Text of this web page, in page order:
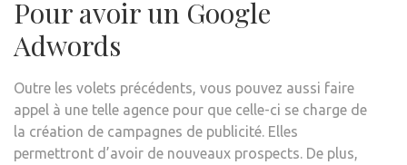
Pour avoir un Google
Adwords
Outre les volets précédents, vous pouvez aussi faire
appel à une telle agence pour que celle-ci se charge de
la création de campagnes de publicité. Elles
permettront d’avoir de nouveaux prospects. De plus,